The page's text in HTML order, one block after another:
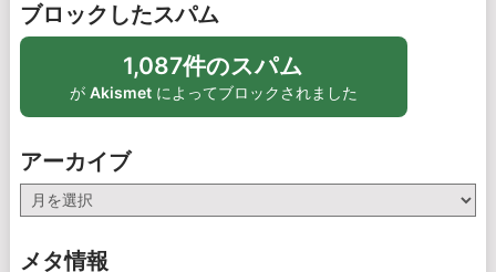
ブロックしたスパム
1,087件のスパム
が Akismetによってブロックされました
アーカイブ
ー
イ
メタ情報